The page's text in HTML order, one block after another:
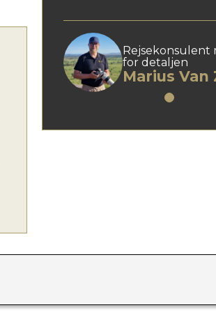
gæstens ønsker og behov.
Hos Tembo Travel hjælper
skabe trygge og
rejseforløb – hvad enten det
en romantisk ferie på
øhop ved Seychellerne.
Rejsekonsulent
for detaljen
Marius Van